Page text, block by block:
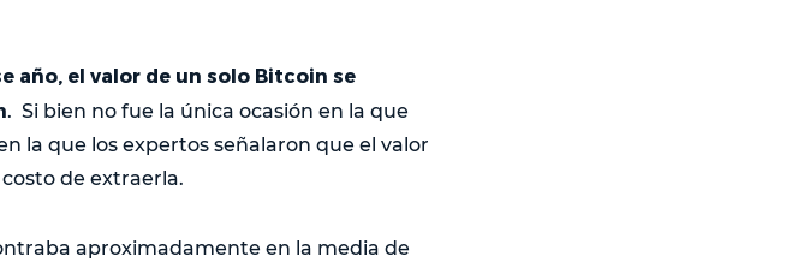
año, el valor de un solo Bitcoin se
. Si bien no fue la única ocasión en la que
la que los expertos señalaron que el valor
de extraerla.
aproximadamente en la media de